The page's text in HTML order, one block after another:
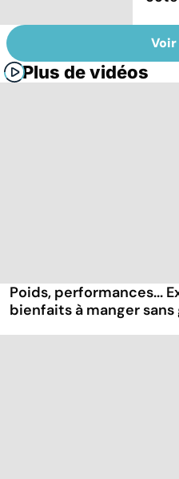
Plus de vidéos
Poids, performances...
bienfaits à manger sans